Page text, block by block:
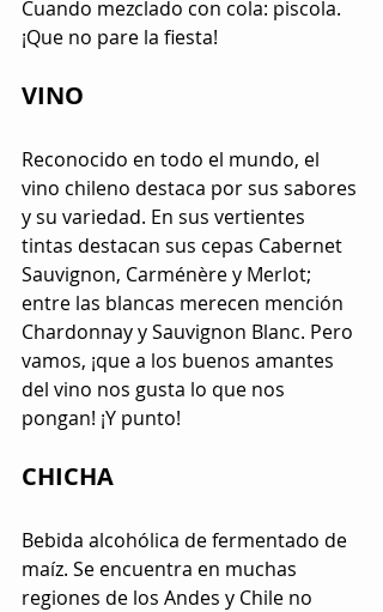
Cuando mezclado con cola: piscola.
¡Que no pare la fiesta!
VINO
Reconocido en todo el mundo, el
vino chileno destaca por sus sabores
y su variedad. En sus vertientes
tintas destacan sus cepas Cabernet
Sauvignon, Carménère y Merlot;
entre las blancas merecen mención
Chardonnay y Sauvignon Blanc. Pero
vamos, ¡que a los buenos amantes
del vino nos gusta lo que nos
pongan! ¡Y punto!
CHICHA
Bebida alcohólica de fermentado de
maíz. Se encuentra en muchas
regiones de los Andes y Chile no